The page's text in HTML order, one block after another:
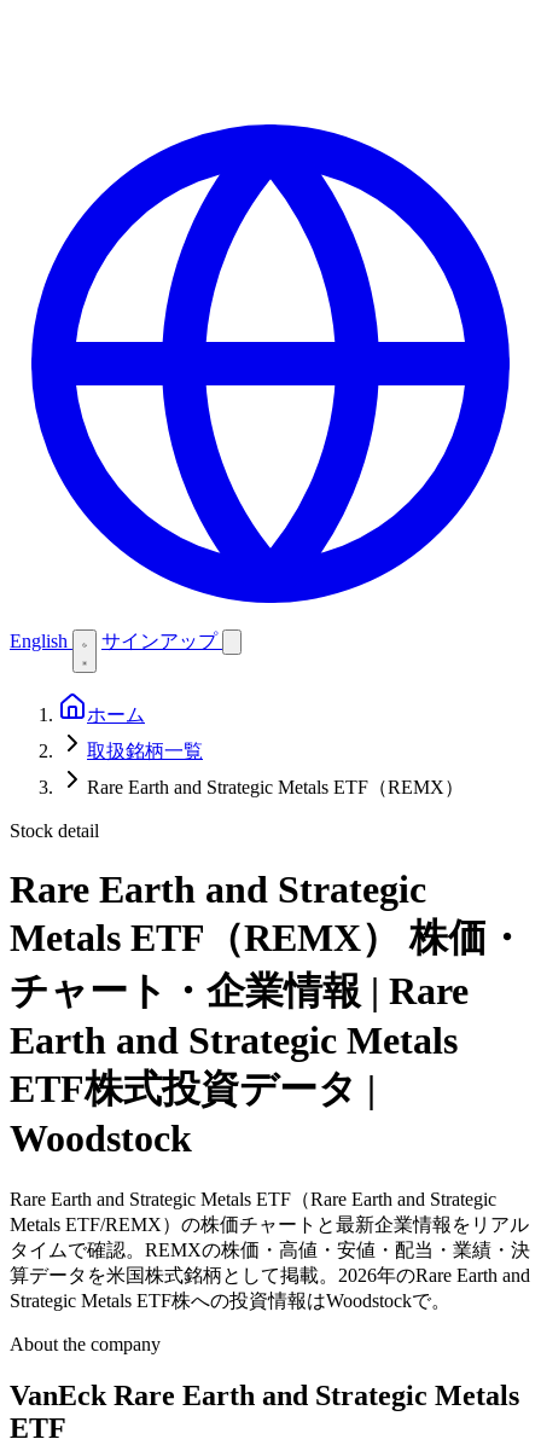
English サインアップ
ホーム
取扱銘柄一覧
Rare Earth and Strategic Metals ETF（REMX）
Stock detail
Rare Earth and Strategic
Metals ETF（REMX）
株価・
チャート・企業情報 | Rare
Earth and Strategic Metals
ETF株式投資データ |
Woodstock
Rare Earth and Strategic Metals ETF（Rare Earth and Strategic
Metals ETF/REMX）の株価チャートと最新企業情報をリアル
タイムで確認。REMXの株価・高値・安値・配当・業績・決
算データを米国株式銘柄として掲載。2026年のRare Earth and
Strategic Metals ETF株への投資情報はWoodstockで。
About the company
VanEck Rare Earth and Strategic Metals
ETF